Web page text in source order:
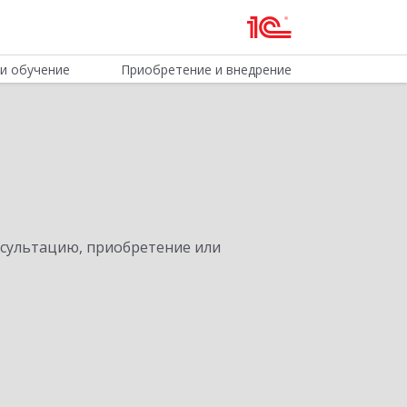
обучение Приобретение и внедрение
приобретение или